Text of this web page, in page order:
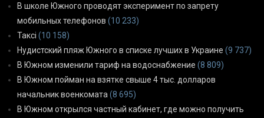
В школе Южного проводят эксперимент по запрету
мобильных телефонов (10 233)
Таксі (10 158)
Нудистский пляж Южного в списке лучших в Украине (9 737)
В Южном изменили тариф на водоснабжение (8 809)
В Южном пойман на взятке свыше 4 тыс. долларов
начальник военкомата (8 695)
В Южном открылся частный кабинет, где можно получить